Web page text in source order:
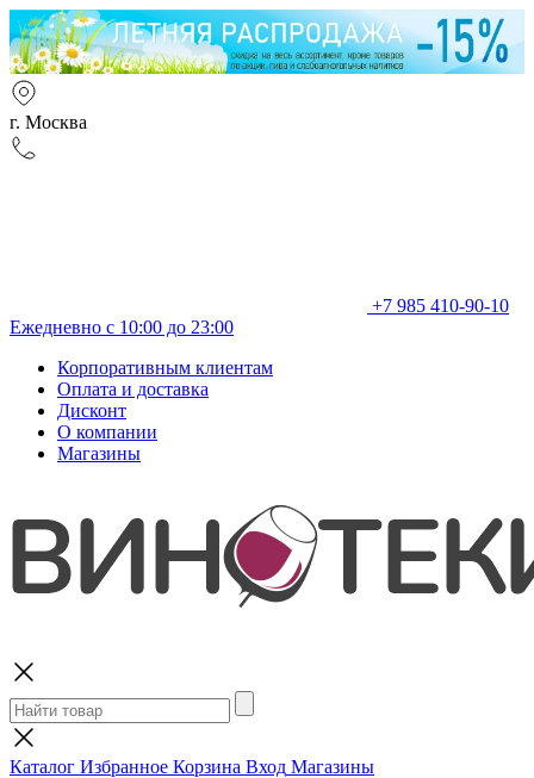
г. Москва
+7 985 410-90-10
Ежедневно с 10:00 до 23:00
Корпоративным клиентам
Оплата и доставка
Дисконт
О компании
Магазины
Каталог Избранное Корзина Вход Магазины